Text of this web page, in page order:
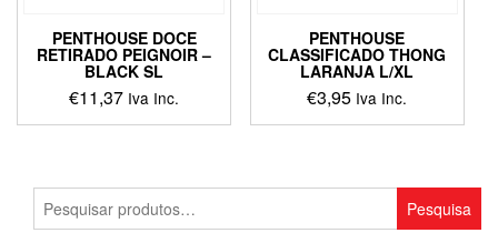
page
product
page
PENTHOUSE DOCE
RETIRADO PEIGNOIR –
BLACK SL
€11,37 Iva Inc.
This
multiple
variants.
PENTHOUSE
CLASSIFICADO THONG
LARANJA L/XL
€3,95 Iva Inc.
This
multiple
variants.
Pesquisar
por:
Pesquisa